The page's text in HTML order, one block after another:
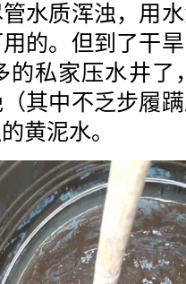
水质浑浊，用
的。但到了干
的私家压水井了
其中不乏步履
黄泥水。